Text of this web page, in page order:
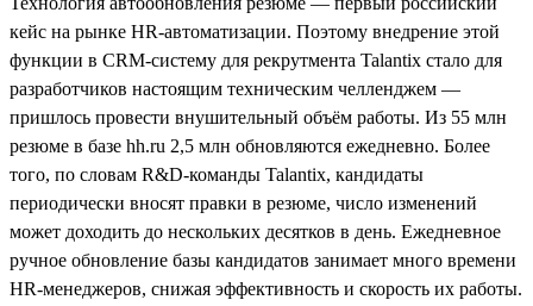
кейс на рынке HR-автоматизации. Поэтому внедрение этой
функции в CRM-систему для рекрутмента Talantix стало для
разработчиков настоящим техническим челленджем —
пришлось провести внушительный объём работы. Из 55 млн
резюме в базе hh.ru 2,5 млн обновляются ежедневно. Более
того, по словам R&D-команды Talantix, кандидаты
периодически вносят правки в резюме, число изменений
может доходить до нескольких десятков в день. Ежедневное
ручное обновление базы кандидатов занимает много времени
HR-менеджеров, снижая эффективность и скорость их работы.